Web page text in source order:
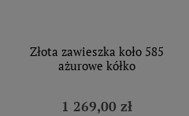
Złota zawieszka koło 585
ażurowe kółko
1 269,00 zł